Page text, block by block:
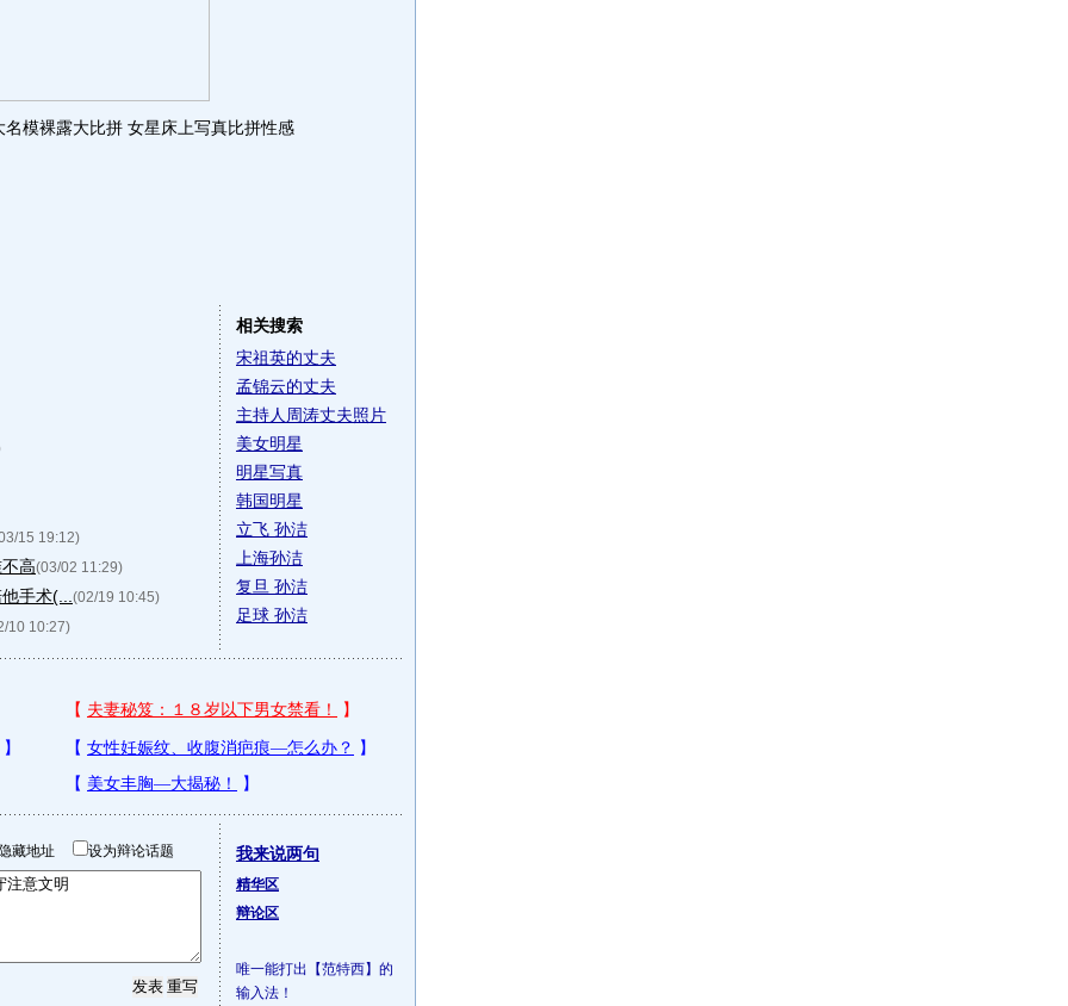
裸露大比拼 女星床上写真比拼性感
15 19:12)
高(03/02 11:29)
手术(... (02/19 10:45)
10 10:27)
相关搜索
宋祖英的丈夫
孟锦云的丈夫
主持人周涛丈夫照片
美女明星
明星写真
韩国明星
立飞 孙洁
上海孙洁
复旦 孙洁
足球 孙洁
藏地址 设为辩论话题 我来说两句
精华区
辩论区
唯一能打出【范特西】的
输入法！